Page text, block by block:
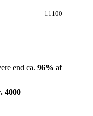
11100
end ca. 96% af
4000